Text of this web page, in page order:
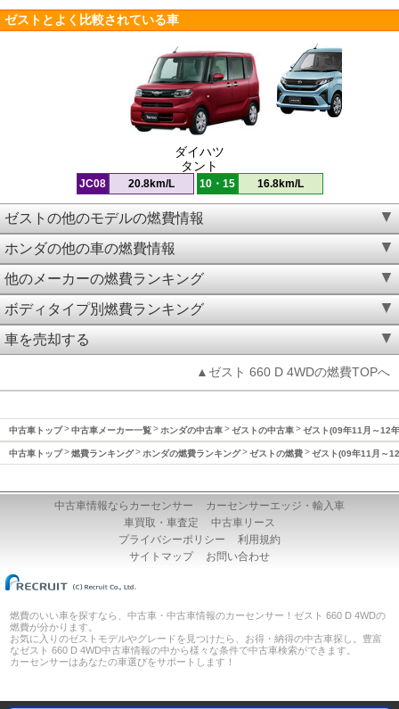
ゼストとよく比較されている車
ダイハツ
タント
JC08 20.8km/L 10・15 16.8km/L
ゼストの他のモデルの燃費情報
ホンダの他の車の燃費情報
他のメーカーの燃費ランキング
ボディタイプ別燃費ランキング
車を売却する
▲ゼスト 660 D 4WDの燃費TOPへ
中古車トップ 中古車メーカー一覧 ホンダの中古車 ゼストの中古車 ゼスト(09年11月～12
中古車トップ 燃費ランキング ホンダの燃費ランキング ゼストの燃費 ゼスト(09年11月～
中古車情報ならカーセンサー
カーセンサーエッジ・輸入車
車買取・車査定
中古車リース
プライバシーポリシー
利用規約
サイトマップ
お問い合わせ
燃費のいい車を探すなら、中古車・中古車情報のカーセンサー！ゼスト 660 D 4WDの
燃費が分かります。
お気に入りのゼストモデルやグレードを見つけたら、お得・納得の中古車探し。豊富
なゼスト 660 D 4WD中古車情報の中から様々な条件で中古車検索ができます。
カーセンサーはあなたの車選びをサポートします！